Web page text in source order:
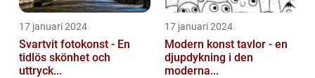
17 januari 2024
Svartvit fotokonst - En
tidlös skönhet och
uttryck...
17 januari 2024
Modern konst tavlor - en
djupdykning i den
moderna...